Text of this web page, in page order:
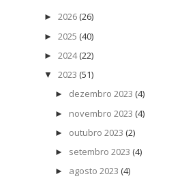
► 2026 (26)
► 2025 (40)
► 2024 (22)
▼ 2023 (51)
► dezembro 2023 (4)
► novembro 2023 (4)
► outubro 2023 (2)
► setembro 2023 (4)
► agosto 2023 (4)